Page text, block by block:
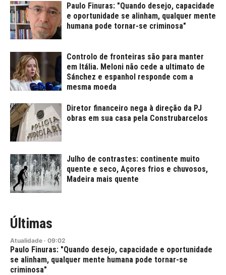
Paulo Finuras: "Quando desejo, capacidade
e oportunidade se alinham, qualquer mente
humana pode tornar-se criminosa"
Controlo de fronteiras são para manter
em Itália. Meloni não cede a ultimato de
Sánchez e espanhol responde com a
mesma moeda
Diretor financeiro nega à direção da PJ
obras em sua casa pela Construbarcelos
Julho de contrastes: continente muito
quente e seco, Açores frios e chuvosos,
Madeira mais quente
Últimas
Atualidade · 09:02
Paulo Finuras: "Quando desejo, capacidade e oportunidade
se alinham, qualquer mente humana pode tornar-se
criminosa"